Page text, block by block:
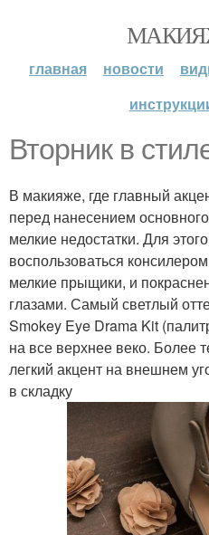
главная новости
Вторник в
В макияже, где главный
перед нанесением
мелкие недостатки. Для
воспользоваться
мелкие прыщики, и
глазами. Самый светлый
Smokey Eye Drama Kit
на все верхнее веко. Более
легкий акцент на внешнем
в складку